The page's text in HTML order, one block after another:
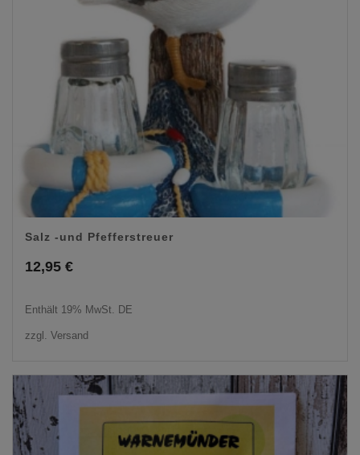
Salz -und Pfefferstreuer
12,95 €
Enthält 19% MwSt. DE
zzgl. Versand